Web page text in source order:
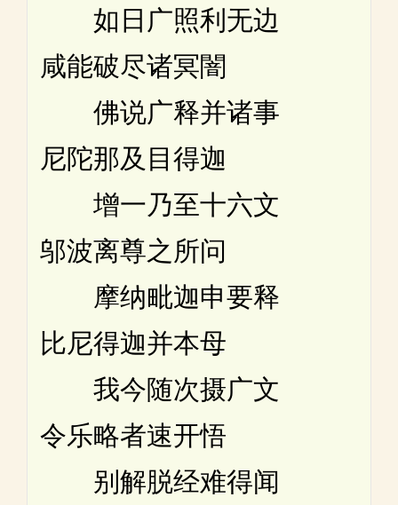
如日广照利无边
咸能破尽诸冥闇
佛说广释并诸事
尼陀那及目得迦
增一乃至十六文
邬波离尊之所问
摩纳毗迦申要释
比尼得迦并本母
我今随次摄广文
令乐略者速开悟
别解脱经难得闻